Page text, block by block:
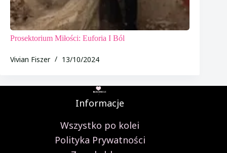
Prosektorium Miłości: Euforia I Ból
Vivian Fiszer 13/10/2024
Informacje
Wszystko po kolei
Polityka Prywatności